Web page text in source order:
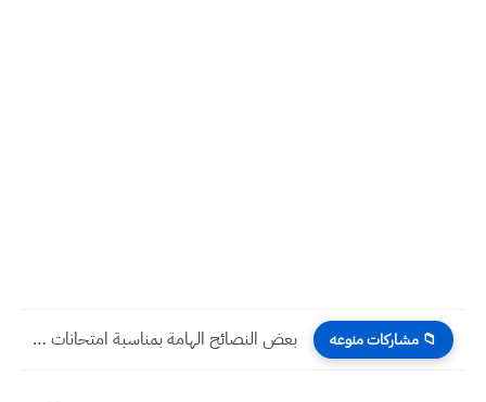
📁 مشاركات منوعه بعض النصائح الهامة بمناسبة امتحانات نصف السنة